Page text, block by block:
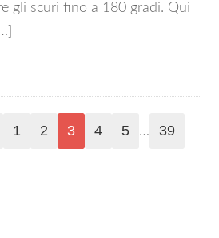
gli scuri fino a 180 gradi. Qui
1 2 3 4 5 … 39